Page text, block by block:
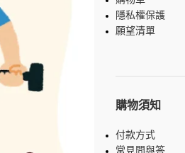
隱私權保護
願望清單
購物須知
付款方式
常見問與答